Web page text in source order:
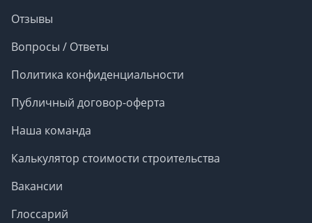
Отзывы
Вопросы / Ответы
Политика конфиденциальности
Публичный договор-оферта
Наша команда
Калькулятор стоимости строительства
Вакансии
Глоссарий